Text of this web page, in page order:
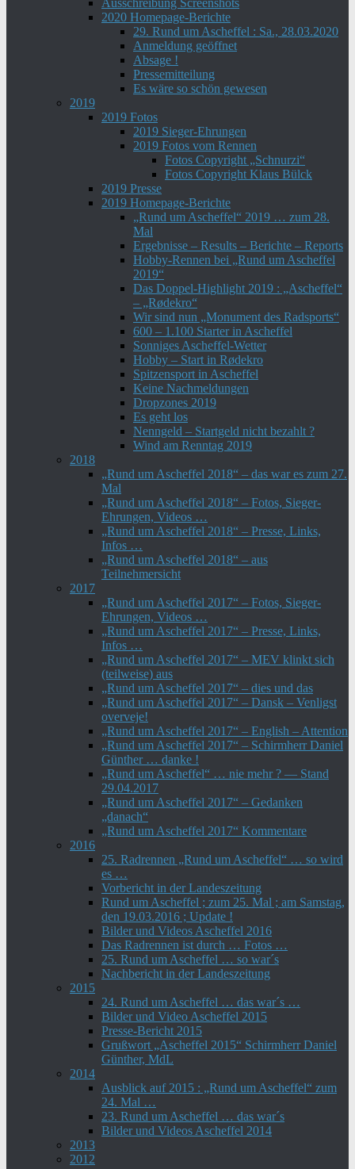
Ausschreibung Screenshots
2020 Homepage-Berichte
29. Rund um Ascheffel : Sa., 28.03.2020
Anmeldung geöffnet
Absage !
Pressemitteilung
Es wäre so schön gewesen
2019
2019 Fotos
2019 Sieger-Ehrungen
2019 Fotos vom Rennen
Fotos Copyright „Schnurzi“
Fotos Copyright Klaus Bülck
2019 Presse
2019 Homepage-Berichte
„Rund um Ascheffel“ 2019 … zum 28.
Mal
Ergebnisse – Results – Berichte – Reports
Hobby-Rennen bei „Rund um Ascheffel
2019“
Das Doppel-Highlight 2019 : „Ascheffel“
– „Rødekro“
Wir sind nun „Monument des Radsports“
600 – 1.100 Starter in Ascheffel
Sonniges Ascheffel-Wetter
Hobby – Start in Rødekro
Spitzensport in Ascheffel
Keine Nachmeldungen
Dropzones 2019
Es geht los
Nenngeld – Startgeld nicht bezahlt ?
Wind am Renntag 2019
2018
„Rund um Ascheffel 2018“ – das war es zum 27.
Mal
„Rund um Ascheffel 2018“ – Fotos, Sieger-
Ehrungen, Videos …
„Rund um Ascheffel 2018“ – Presse, Links,
Infos …
„Rund um Ascheffel 2018“ – aus
Teilnehmersicht
2017
„Rund um Ascheffel 2017“ – Fotos, Sieger-
Ehrungen, Videos …
„Rund um Ascheffel 2017“ – Presse, Links,
Infos …
„Rund um Ascheffel 2017“ – MEV klinkt sich
(teilweise) aus
„Rund um Ascheffel 2017“ – dies und das
„Rund um Ascheffel 2017“ – Dansk – Venligst
overveje!
„Rund um Ascheffel 2017“ – English – Attention
„Rund um Ascheffel 2017“ – Schirmherr Daniel
Günther … danke !
„Rund um Ascheffel“ … nie mehr ? — Stand
29.04.2017
„Rund um Ascheffel 2017“ – Gedanken
„danach“
„Rund um Ascheffel 2017“ Kommentare
2016
25. Radrennen „Rund um Ascheffel“ … so wird
es …
Vorbericht in der Landeszeitung
Rund um Ascheffel ; zum 25. Mal ; am Samstag,
den 19.03.2016 ; Update !
Bilder und Videos Ascheffel 2016
Das Radrennen ist durch … Fotos …
25. Rund um Ascheffel … so war´s
Nachbericht in der Landeszeitung
2015
24. Rund um Ascheffel … das war´s …
Bilder und Video Ascheffel 2015
Presse-Bericht 2015
Grußwort „Ascheffel 2015“ Schirmherr Daniel
Günther, MdL
2014
Ausblick auf 2015 : „Rund um Ascheffel“ zum
24. Mal …
23. Rund um Ascheffel … das war´s
Bilder und Videos Ascheffel 2014
2013
2012